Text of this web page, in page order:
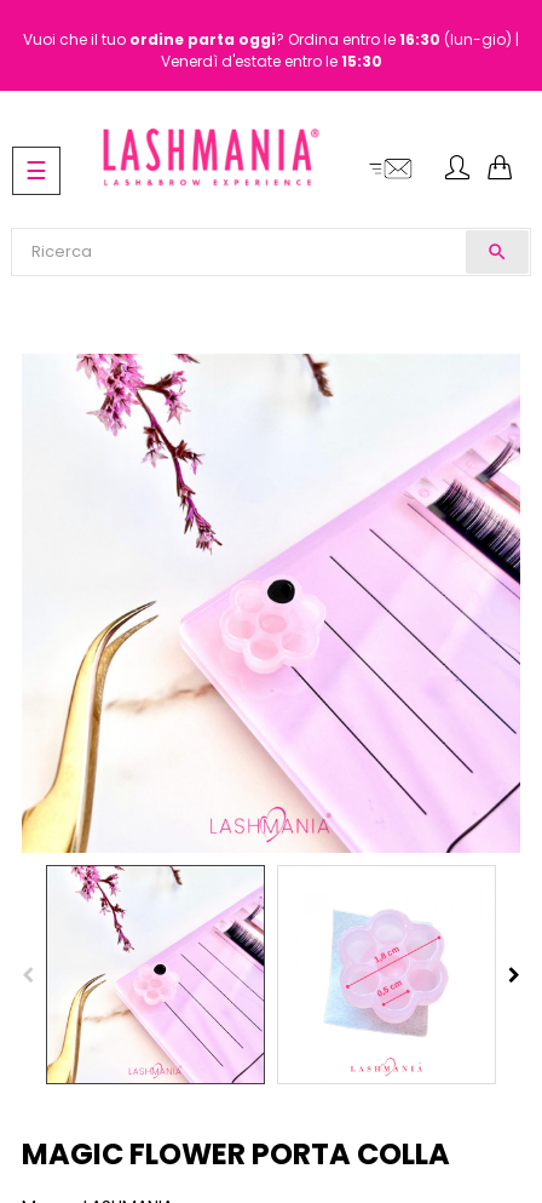
Vuoi che il tuo ordine parta oggi? Ordina entro le16:30 (lun-gio) |
Venerdì d'estate entro le15:30
search
navigazione
Toggle
☰
MAGIC FLOWER PORTA COLLA